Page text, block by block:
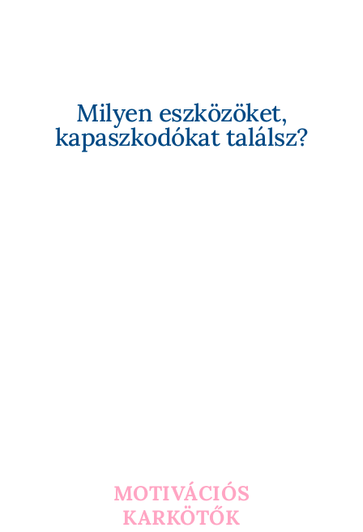
Milyen eszközöket,
kapaszkodókat találsz?
MOTIVÁCIÓS
KARKÖTŐK